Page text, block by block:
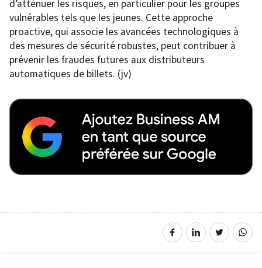
d’atténuer les risques, en particulier pour les groupes
vulnérables tels que les jeunes. Cette approche
proactive, qui associe les avancées technologiques à
des mesures de sécurité robustes, peut contribuer à
prévenir les fraudes futures aux distributeurs
automatiques de billets. (jv)